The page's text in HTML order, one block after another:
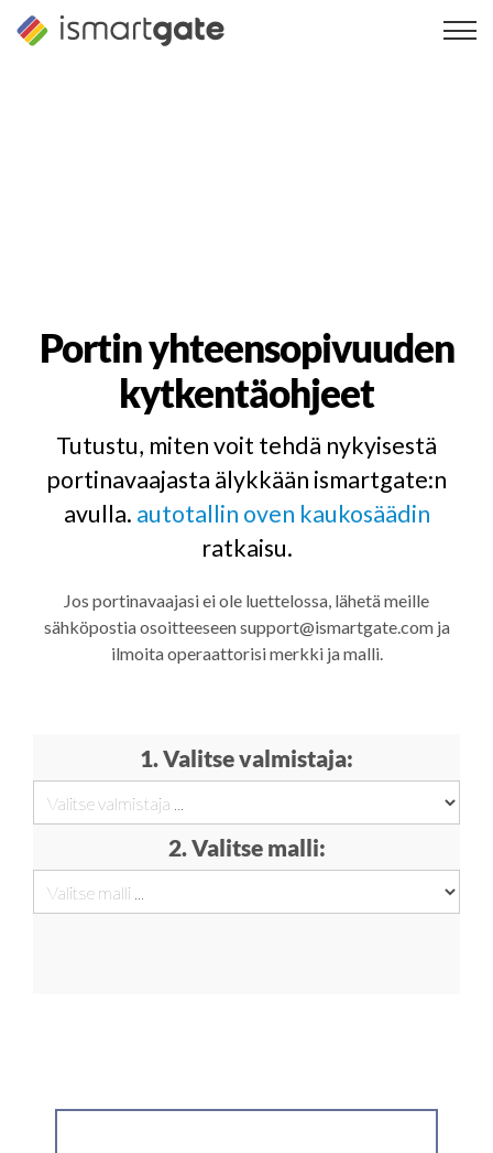
Siirry
sisältöön
Portin yhteensopivuuden
kytkentäohjeet
Tutustu, miten voit tehdä nykyisestä
portinavaajasta älykkään ismartgate:n
avulla. autotallin oven kaukosäädin
ratkaisu.
Jos portinavaajasi ei ole luettelossa, lähetä meille
sähköpostia osoitteeseen support@ismartgate.com ja
ilmoita operaattorisi merkki ja malli.
1. Valitse valmistaja:
2. Valitse malli: